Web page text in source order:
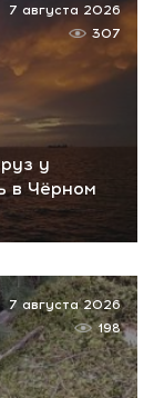
у
в Чёрном
7 августа 2026
307
7 августа 2026
198